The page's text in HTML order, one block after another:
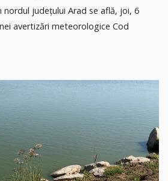
județului Arad se află, joi, 6
avertizări meteorologice Cod